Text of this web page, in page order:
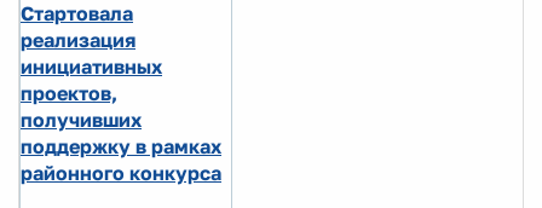
Стартовала
реализация
инициативных
проектов,
получивших
поддержку в рамках
районного конкурса